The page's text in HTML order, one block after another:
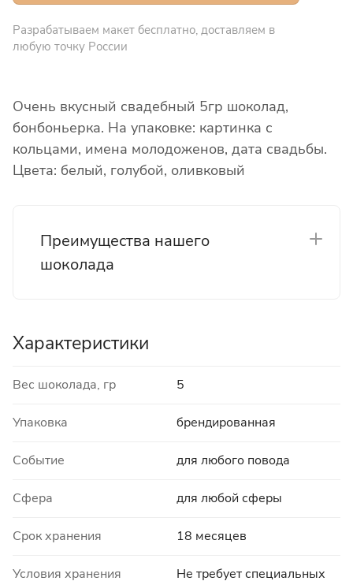
Разрабатываем макет бесплатно, доставляем в
любую точку России
Очень вкусный свадебный 5гр шоколад,
бонбоньерка. На упаковке: картинка с
кольцами, имена молодоженов, дата свадьбы.
Цвета: белый, голубой, оливковый
Преимущества нашего
шоколада
Характеристики
Вес шоколада, гр 5
Упаковка брендированная
Событие для любого повода
Сфера для любой сферы
Срок хранения 18 месяцев
Условия хранения Не требует специальных